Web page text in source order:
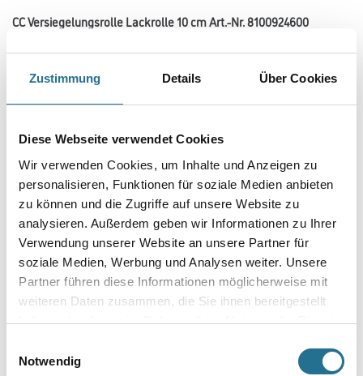
Zustimmung Details Über Cookies
Diese Webseite verwendet Cookies
Wir verwenden Cookies, um Inhalte und Anzeigen zu
personalisieren, Funktionen für soziale Medien anbieten
zu können und die Zugriffe auf unsere Website zu
analysieren. Außerdem geben wir Informationen zu Ihrer
Verwendung unserer Website an unsere Partner für
soziale Medien, Werbung und Analysen weiter. Unsere
Partner führen diese Informationen möglicherweise mit
weiteren Daten zusammen, die Sie ihnen bereitgestellt
haben oder die sie im Rahmen Ihrer Nutzung der Dienste
Notwendig
CC Versiegelungsrolle Lackrolle 10 cm Art.-Nr. 8100924600
Spezialrolle für kleine Flächen und Randbereiche, für alle PU Siegel
sowie alle Parkett- und Korklacke und Grundierungen.
Umrechnungsfaktoren